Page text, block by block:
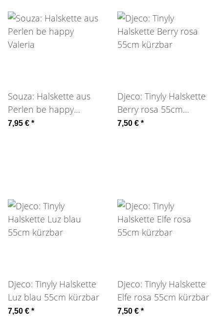
Souza: Halskette aus
Perlen be happy
Valeria
7,95 € *
Djeco: Tinyly Halskette
Berry rosa 55cm
kürzbar
7,50 € *
Djeco: Tinyly Halskette
Luz blau 55cm kürzbar
7,50 € *
Djeco: Tinyly Halskette
Elfe rosa 55cm kürzbar
7,50 € *